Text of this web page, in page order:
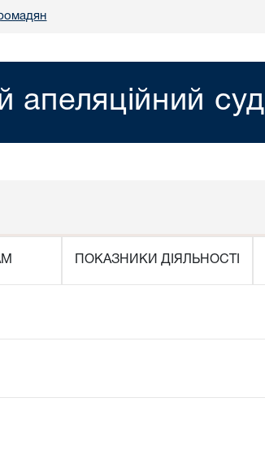
апеляційний суд
ПОКАЗНИКИ ДІЯЛЬНОСТІ